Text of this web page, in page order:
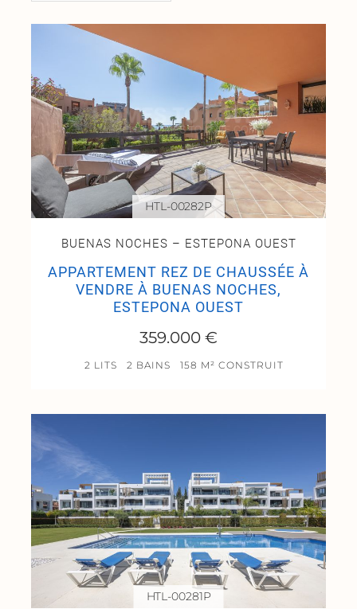
BUENAS NOCHES – ESTEPONA OUEST
APPARTEMENT REZ DE CHAUSSÉE À
VENDRE À BUENAS NOCHES,
ESTEPONA OUEST
359.000 €
2 LITS 2 BAINS 158 M² CONSTRUIT
HTL-00282P
HTL-00281P